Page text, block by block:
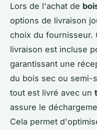
Lors de l'achat de
options de livraison
choix du fournisseur.
livraison est incluse
garantissant une
du bois sec ou semi-
tout est livré avec un
assure le
Cela permet